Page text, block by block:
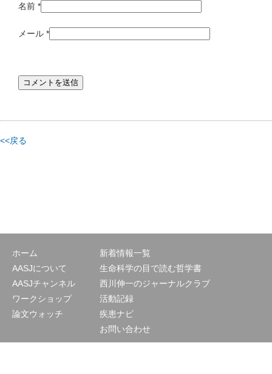
名前 *
メール *
<<戻る
ホーム
AASJについて
AASJチャンネル
ワークショップ
論文ウォッチ
新着情報一覧
生命科学の目で読む哲学書
西川伸一のジャーナルクラブ
活動記録
疾患ナビ
お問い合わせ